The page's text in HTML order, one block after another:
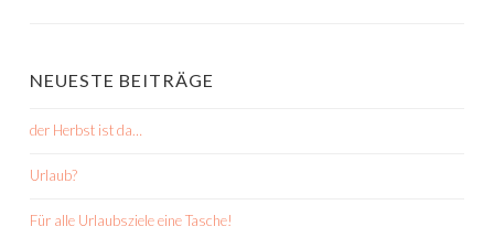
NEUESTE BEITRÄGE
der Herbst ist da…
Urlaub?
Für alle Urlaubsziele eine Tasche!